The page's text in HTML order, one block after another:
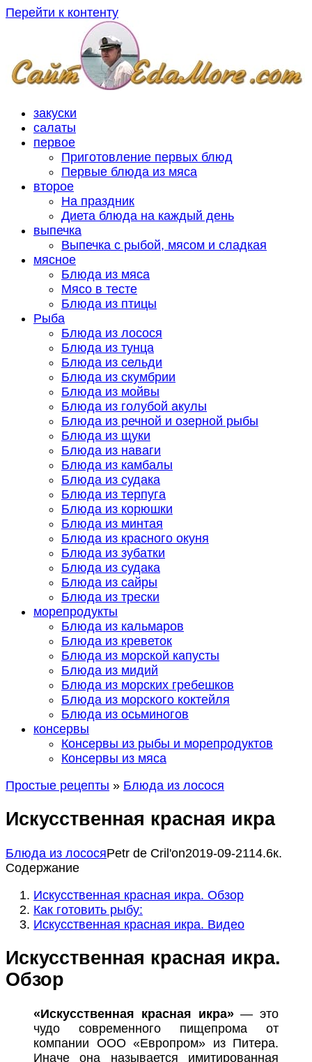
Перейти к контенту
закуски
салаты
первое
Приготовление первых блюд
Первые блюда из мяса
второе
На праздник
Диета блюда на каждый день
выпечка
Выпечка с рыбой, мясом и сладкая
мясное
Блюда из мяса
Мясо в тесте
Блюда из птицы
Рыба
Блюда из лосося
Блюда из тунца
Блюда из сельди
Блюда из скумбрии
Блюда из мойвы
Блюда из голубой акулы
Блюда из речной и озерной рыбы
Блюда из щуки
Блюда из наваги
Блюда из камбалы
Блюда из судака
Блюда из терпуга
Блюда из корюшки
Блюда из минтая
Блюда из красного окуня
Блюда из зубатки
Блюда из судака
Блюда из сайры
Блюда из трески
морепродукты
Блюда из кальмаров
Блюда из креветок
Блюда из морской капусты
Блюда из мидий
Блюда из морских гребешков
Блюда из морского коктейля
Блюда из осьминогов
консервы
Консервы из рыбы и морепродуктов
Консервы из мяса
Простые рецепты » Блюда из лосося
Искусственная красная икра
Блюда из лососяPetr de Сril'on2019-09-2114.6к.
Содержание
Искусственная красная икра. Обзор
Как готовить рыбу:
Искусственная красная икра. Видео
Искусственная красная икра.
Обзор
«Искусственная красная икра»— это
чудо современного пищепрома от
компании ООО «Европром» из Питера.
Иначе она называется имитированная